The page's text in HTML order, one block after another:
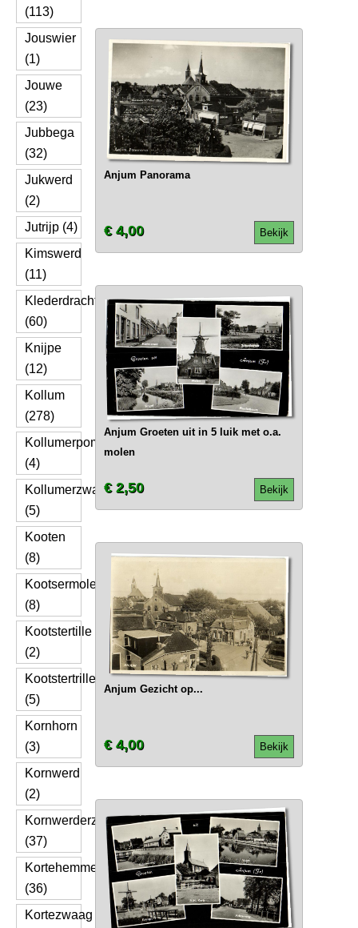
(113)
Jouswier
(1)
Jouwe
(23)
Jubbega
(32)
Jukwerd
(2)
Jutrijp (4)
Kimswerd
(11)
Klederdracht
(60)
Knijpe
(12)
Kollum
(278)
Kollumerpomp
(4)
Kollumerzwaag
(5)
Kooten
(8)
Kootsermolen
(8)
Kootstertille
(2)
Kootstertrille
(5)
Kornhorn
(3)
Kornwerd
(2)
Kornwerderzand
(37)
Kortehemmen
(36)
Kortezwaag
Anjum Panorama
Bekijk
€ 4,00
Anjum Groeten uit in 5 luik met o.a.
molen
Bekijk
€ 2,50
Anjum Gezicht op...
Bekijk
€ 4,00